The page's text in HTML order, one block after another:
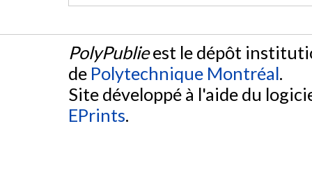
PolyPublieest le dépôt
de Polytechnique Montréal.
Site développé à l'aide du
EPrints.